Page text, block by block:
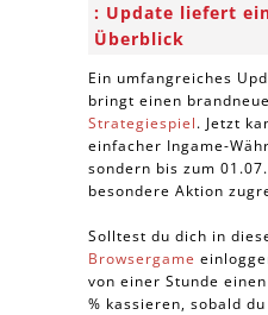
Update liefert
Überblick
Ein umfangreiches
bringt einen
Strategiespiel. Jetzt
einfacher Ingame-
sondern bis zum
besondere Aktion
Solltest du dich in
Browsergame
von einer Stunde
% kassieren, sobald